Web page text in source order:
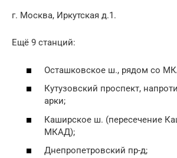
г. Москва, Иркутская д.1.
Ещё 9 станций:
Осташковское ш., рядом со
Кутузовский проспект,
арки;
Каширское ш. (пересечение
МКАД);
Днепропетровский пр-д;